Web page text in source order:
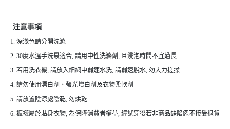
注意事項
1. 深淺色請分開洗滌
2. 30度水溫手洗最適合, 請用中性洗滌劑, 且浸泡時間不宜過長
3. 若用洗衣機, 請放入細網中弱速水洗, 請弱速脫水, 勿大力搓揉
4. 請勿使用漂白劑、螢光增白劑及衣物柔軟劑
5. 請放置陰涼處陰乾, 勿烘乾
6. 褲襪屬於貼身衣物, 為保障消費者權益, 經試穿後若非商品缺陷恕不接受退貨